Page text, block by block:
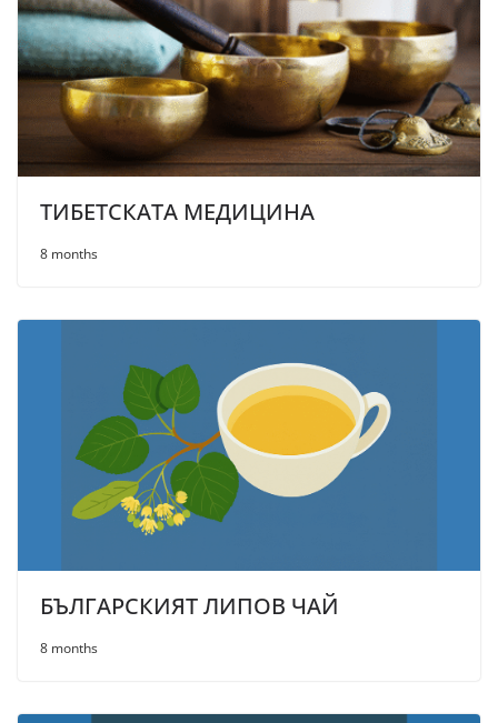
ТИБЕТСКАТА МЕДИЦИНА
8 months
БЪЛГАРСКИЯТ ЛИПОВ ЧАЙ
8 months